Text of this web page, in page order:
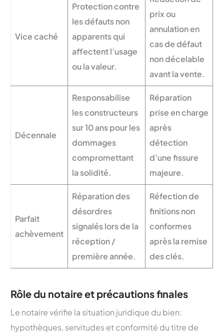
Vice caché
Protection contre
les défauts non
apparents qui
affectent l’usage
ou la valeur.
prix ou
annulation en
cas de défaut
non décelable
avant la vente.
Décennale
Responsabilise
les constructeurs
sur 10 ans pour les
dommages
compromettant
la solidité.
Réparation
prise en charge
après
détection
d’une fissure
majeure.
Parfait
achèvement
Réparation des
désordres
signalés lors de la
réception /
première année.
Réfection de
finitions non
conformes
après la remise
des clés.
Rôle du notaire et précautions finales
Le notaire vérifie la situation juridique du bien:
hypothèques, servitudes et conformité du titre de